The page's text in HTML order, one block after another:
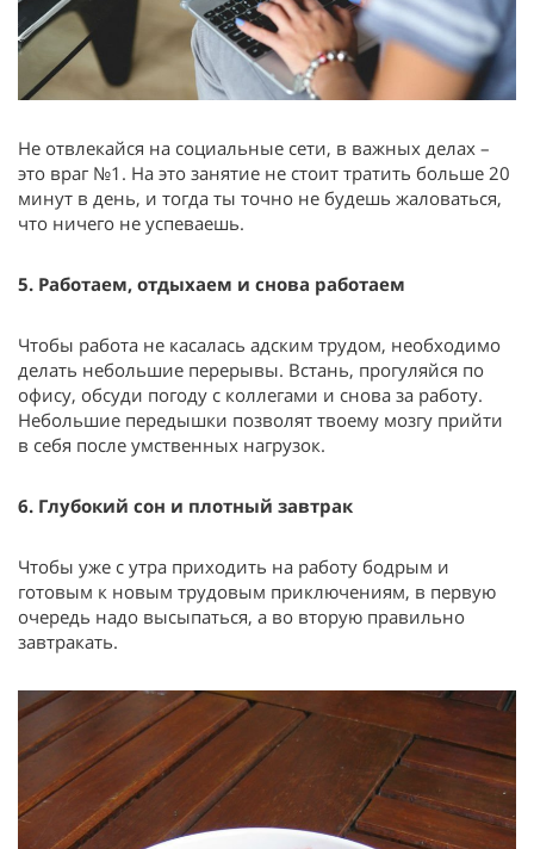
Не отвлекайся на социальные сети, в важных делах –
это враг №1. На это занятие не стоит тратить больше 20
минут в день, и тогда ты точно не будешь жаловаться,
что ничего не успеваешь.
5. Работаем, отдыхаем и снова работаем
Чтобы работа не касалась адским трудом, необходимо
делать небольшие перерывы. Встань, прогуляйся по
офису, обсуди погоду с коллегами и снова за работу.
Небольшие передышки позволят твоему мозгу прийти
в себя после умственных нагрузок.
6. Глубокий сон и плотный завтрак
Чтобы уже с утра приходить на работу бодрым и
готовым к новым трудовым приключениям, в первую
очередь надо высыпаться, а во вторую правильно
завтракать.